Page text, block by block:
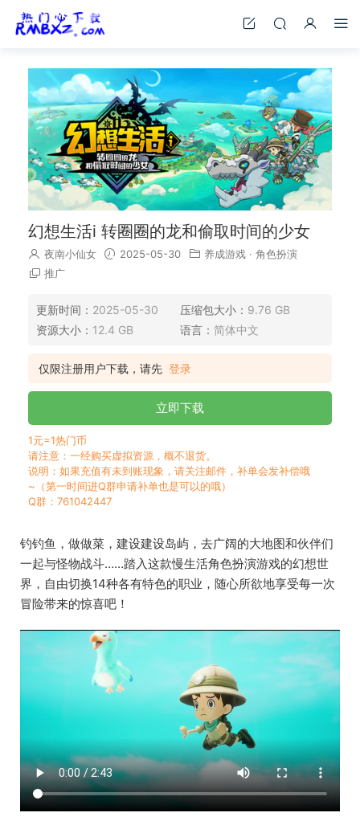
幻想生活i 转圈圈的龙和偷取时间的少女
夜南小仙女 2025-05-30 养成游戏 · 角色扮演
推广
更新时间： 2025-05-30 压缩包大小： 9.76 GB
资源大小： 12.4 GB 语言： 简体中文
仅限注册用户下载，请先 登录
立即下载
1元=1热门币
请注意：一经购买虚拟资源，概不退货。
说明：如果充值有未到账现象，请关注邮件，补单会发补偿哦
~（第一时间进Q群申请补单也是可以的哦）
Q群：761042447
钓钓鱼，做做菜，建设建设岛屿，去广阔的大地图和伙伴们
一起与怪物战斗……踏入这款慢生活角色扮演游戏的幻想世
界，自由切换14种各有特色的职业，随心所欲地享受每一次
冒险带来的惊喜吧！